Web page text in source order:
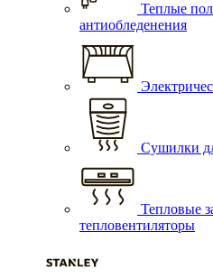
Теплые
антиобледенения
Сушилки
Тепловые
тепловентиляторы